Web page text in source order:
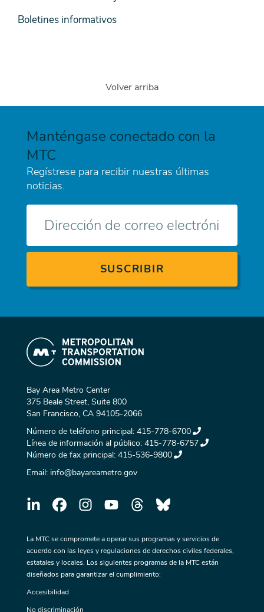
Boletines informativos
Volver arriba
Manténgase conectado con la
MTC
Regístrese para recibir nuestras últimas
noticias.
electrónico
Bay Area Metro Center
375 Beale Street, Suite 800
San Francisco, CA 94105-2066
Número de teléfono principal: 415-778-6700
Línea de información al público: 415-778-6757
Número de fax principal: 415-536-9800
Email: info@bayareametro.gov
La MTC se compromete a operar sus programas y servicios de
acuerdo con las leyes y regulaciones de derechos civiles federales,
estatales y locales. Los siguientes programas de la MTC están
diseñados para garantizar el cumplimiento:
Accesibilidad
No discriminación